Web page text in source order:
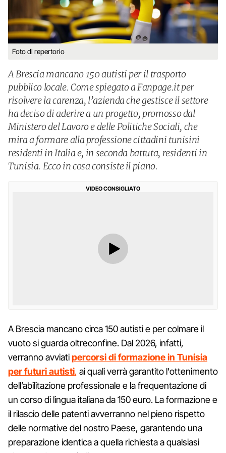
Foto di repertorio
A Brescia mancano 150 autisti per il trasporto
pubblico locale. Come spiegato a Fanpage.it per
risolvere la carenza, l’azienda che gestisce il settore
ha deciso di aderire a un progetto, promosso dal
Ministero del Lavoro e delle Politiche Sociali, che
mira a formare alla professione cittadini tunisini
residenti in Italia e, in seconda battuta, residenti in
Tunisia. Ecco in cosa consiste il piano.
VIDEO CONSIGLIATO
A Brescia mancano circa 150 autisti e per colmare il
vuoto si guarda oltreconfine. Dal 2026, infatti,
verranno avviatipercorsi di formazione in Tunisia
per futuri autisti, ai quali verrà garantito l'ottenimento
dell’abilitazione professionale e la frequentazione di
un corso di lingua italiana da 150 euro. La formazione e
il rilascio delle patenti avverranno nel pieno rispetto
delle normative del nostro Paese, garantendo una
preparazione identica a quella richiesta a qualsiasi